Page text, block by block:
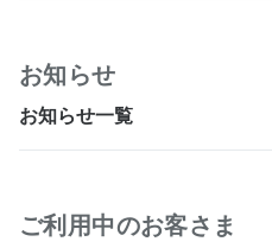
お知らせ
お知らせ一覧
ご利用中のお客さま